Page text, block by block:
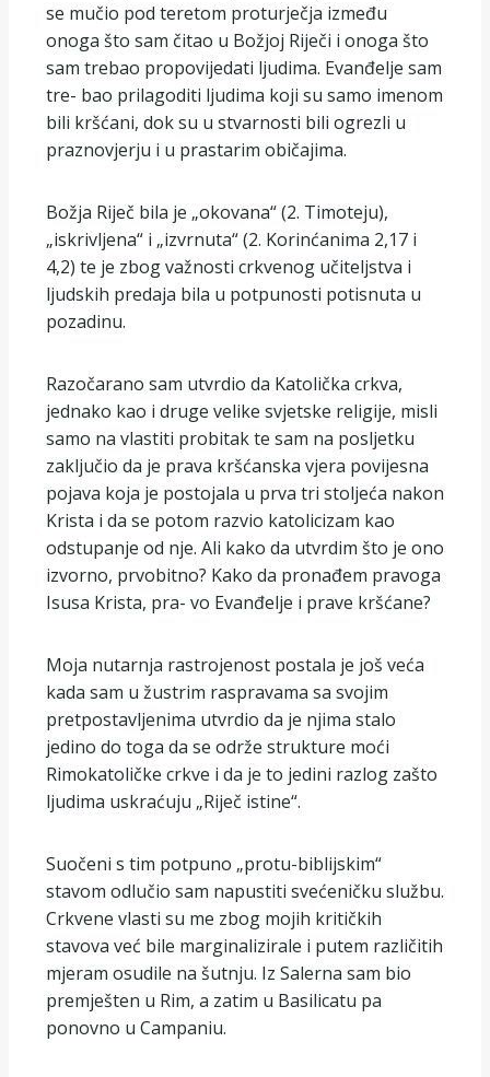
se mučio pod teretom proturječja između
onoga što sam čitao u Božjoj Riječi i onoga što
sam trebao propovijedati ljudima. Evanđelje sam
tre- bao prilagoditi ljudima koji su samo imenom
bili kršćani, dok su u stvarnosti bili ogrezli u
praznovjerju i u prastarim običajima.
Božja Riječ bila je „okovana“ (2. Timoteju),
„iskrivljena“ i „izvrnuta“ (2. Korinćanima 2,17 i
4,2) te je zbog važnosti crkvenog učiteljstva i
ljudskih predaja bila u potpunosti potisnuta u
pozadinu.
Razočarano sam utvrdio da Katolička crkva,
jednako kao i druge velike svjetske religije, misli
samo na vlastiti probitak te sam na posljetku
zaključio da je prava kršćanska vjera povijesna
pojava koja je postojala u prva tri stoljeća nakon
Krista i da se potom razvio katolicizam kao
odstupanje od nje. Ali kako da utvrdim što je ono
izvorno, prvobitno? Kako da pronađem pravoga
Isusa Krista, pra- vo Evanđelje i prave kršćane?
Moja nutarnja rastrojenost postala je još veća
kada sam u žustrim raspravama sa svojim
pretpostavljenima utvrdio da je njima stalo
jedino do toga da se održe strukture moći
Rimokatoličke crkve i da je to jedini razlog zašto
ljudima uskraćuju „Riječ istine“.
Suočeni s tim potpuno „protu-biblijskim“
stavom odlučio sam napustiti svećeničku službu.
Crkvene vlasti su me zbog mojih kritičkih
stavova već bile marginalizirale i putem različitih
mjeram osudile na šutnju. Iz Salerna sam bio
premješten u Rim, a zatim u Basilicatu pa
ponovno u Campaniu.